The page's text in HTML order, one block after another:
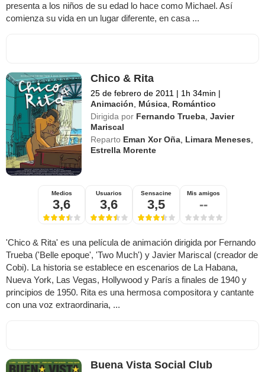
presenta a los niños de su edad lo hace como Michael. Así
comienza su vida en un lugar diferente, en casa ...
Chico & Rita
25 de febrero de 2011 | 1h 34min |
Animación
Música Romántico
Dirigida por Fernando Trueba ,Javier
Mariscal
Reparto Eman Xor Oña Limara Meneses
Estrella Morente
Medios
3,6
Usuarios
3,6
Sensacine
3,5
Mis amigos
--
'Chico & Rita' es una película de animación dirigida por Fernando
Trueba ('Belle epoque', 'Two Much') y Javier Mariscal (creador de
Cobi). La historia se establece en escenarios de La Habana,
Nueva York, Las Vegas, Hollywood y París a finales de 1940 y
principios de 1950. Rita es una hermosa compositora y cantante
con una voz extraordinaria, ...
Buena Vista Social Club